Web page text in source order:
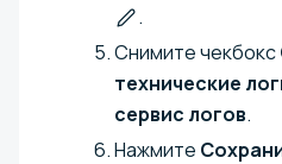
.
Снимите чекбокс
технические
сервис логов.
Нажмите